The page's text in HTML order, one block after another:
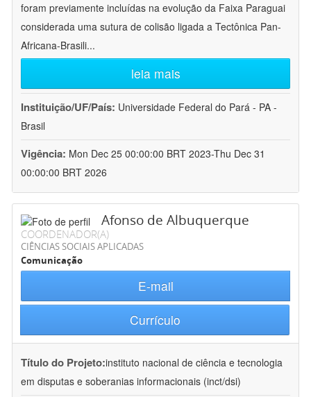
foram previamente incluídas na evolução da Faixa Paraguai
considerada uma sutura de colisão ligada a Tectônica Pan-
Africana-Brasili...
leia mais
Instituição/UF/País: Universidade Federal do Pará - PA -
Brasil
Vigência: Mon Dec 25 00:00:00 BRT 2023-Thu Dec 31
00:00:00 BRT 2026
Afonso de Albuquerque
COORDENADOR(A)
CIÊNCIAS SOCIAIS APLICADAS
Comunicação
E-mail
Currículo
Título do Projeto:instituto nacional de ciência e tecnologia
em disputas e soberanias informacionais (inct/dsi)